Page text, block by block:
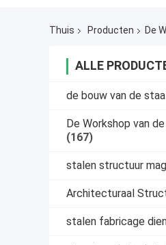
Thuis Producten De
ALLE
de bouw van de
De Workshop van
(167)
stalen structuur
Architecturaal
stalen fabricage